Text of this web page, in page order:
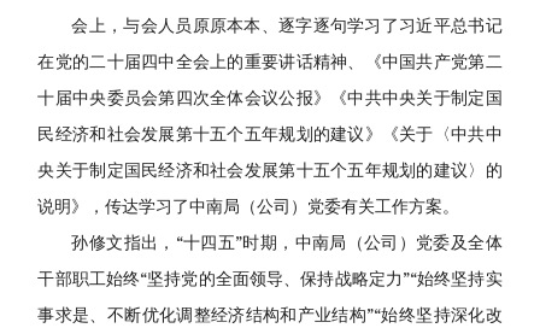
会上，与会人员原原本本、逐字逐句学习了习近平总书记
在党的二十届四中全会上的重要讲话精神、《中国共产党第二
十届中央委员会第四次全体会议公报》《中共中央关于制定国
民经济和社会发展第十五个五年规划的建议》《关于〈中共中
央关于制定国民经济和社会发展第十五个五年规划的建议〉的
说明》，传达学习了中南局（公司）党委有关工作方案。
孙修文指出，“十四五”时期，中南局（公司）党委及全体
干部职工始终“坚持党的全面领导、保持战略定力”“始终坚持实
事求是、不断优化调整经济结构和产业结构”“始终坚持深化改